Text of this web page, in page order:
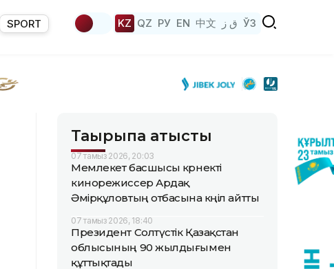
SPORT KZ QZ РУ EN 中文 ق ز ЎЗ
Тақырыпқа қатысты
07 тамыз 2026, 20:03
Мемлекет басшысы көрнекті
кинорежиссер Ардақ
Әмірқұловтың отбасына көңіл айтты
07 тамыз 2026, 18:40
Президент Солтүстік Қазақстан
облысының 90 жылдығымен
құттықтады